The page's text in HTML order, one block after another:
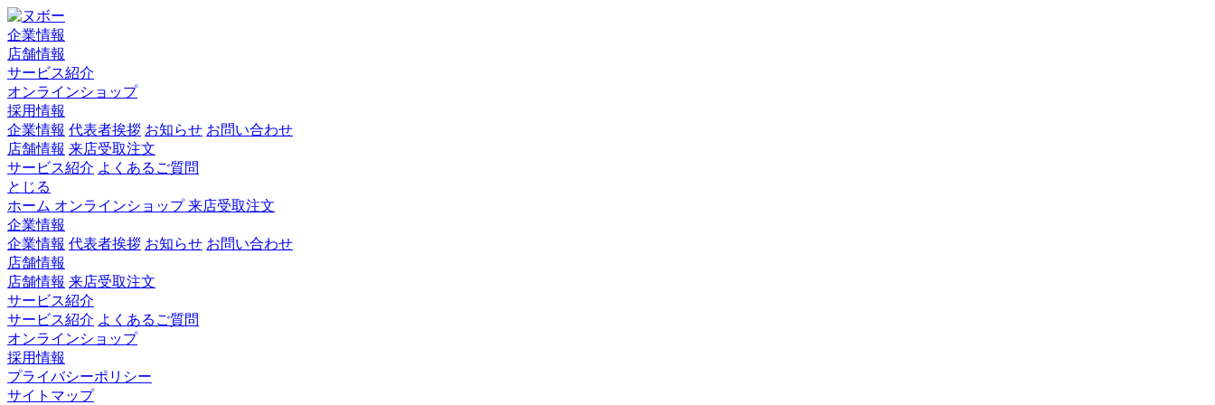
企業情報
店舗情報
サービス紹介
オンラインショップ
採用情報
企業情報 代表者挨拶 お知らせ お問い合わせ
店舗情報 来店受取注文
サービス紹介 よくあるご質問
とじる
ホーム オンラインショップ来店受取注文
企業情報
企業情報 代表者挨拶 お知らせ お問い合わせ
店舗情報
店舗情報 来店受取注文
サービス紹介
サービス紹介 よくあるご質問
オンラインショップ
採用情報
プライバシーポリシー
サイトマップ